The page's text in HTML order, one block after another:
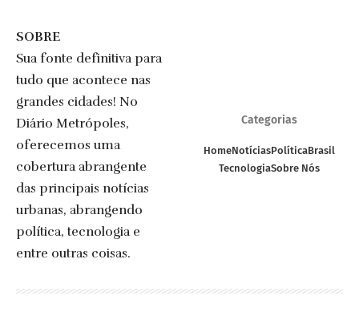
SOBRE
Sua fonte definitiva para
tudo que acontece nas
grandes cidades! No
Diário Metrópoles,
oferecemos uma
cobertura abrangente
das principais notícias
urbanas, abrangendo
política, tecnologia e
entre outras coisas.
Categorias
HomeNotíciasPolíticaBrasil
TecnologiaSobre Nós